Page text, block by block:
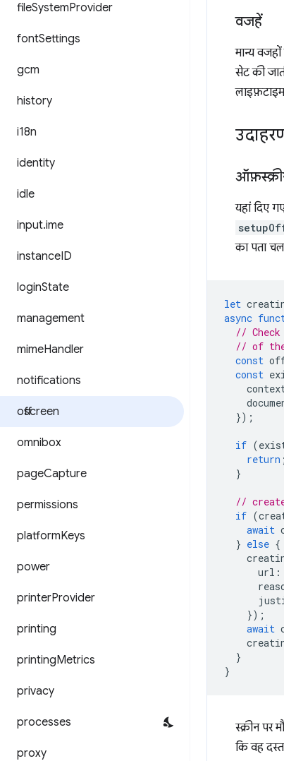
fileSystemProvider
fontSettings
gcm
history
i18n
identity
idle
input.ime
instanceID
loginState
management
mimeHandler
notifications
offscreen
omnibox
pageCapture
permissions
platformKeys
power
printerProvider
printing
printingMetrics
privacy
processes
proxy
वजहें
मान्य
सेट की
लाइफ़टाइम
यहां दिए
का पता
let
async
//
// of
const
const
});
if (
return ;
}
//
if (
await
} else {
url :
});
await
}
}
स्क्रीन पर
कि वह